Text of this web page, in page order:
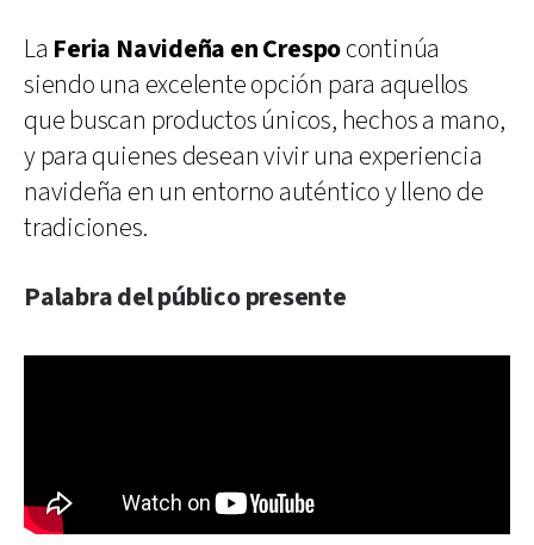
La Feria Navideña en Crespocontinúa
siendo una excelente opción para aquellos
que buscan productos únicos, hechos a mano,
y para quienes desean vivir una experiencia
navideña en un entorno auténtico y lleno de
tradiciones.
Palabra del público presente